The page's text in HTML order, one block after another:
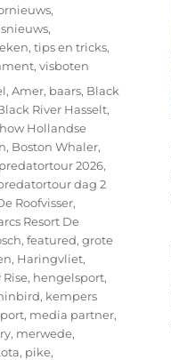
,
,
,tips en tricks,
,visboten
,Amer, baars, Black
River Hasselt,
Hollandse
, Boston Whaler,
2026,
dag 2
Roofvisser,
Resort De
,featured,grote
, Haringvliet,
Rise, hengelsport,
, kempers
, media partner,
, merwede,
, pike,